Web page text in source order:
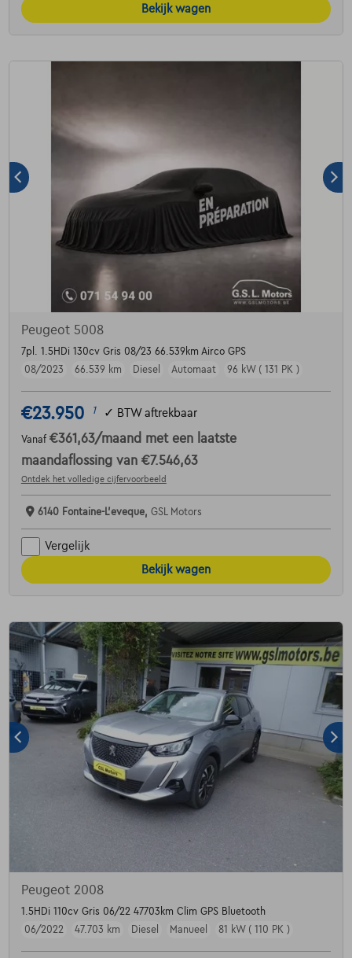
Bekijk wagen
Peugeot 5008
7pl. 1.5HDi 130cv Gris 08/23 66.539km Airco GPS
08/2023
66.539 km Diesel Automaat 96 kW ( 131 PK )
€23.950 1 ✓ BTW aftrekbaar
Vanaf €361,63/maand met een laatste
maandaflossing van €7.546,63
Ontdek het volledige cijfervoorbeeld
6140 Fontaine-L'eveque, GSL Motors
Vergelijk
Bekijk wagen
Peugeot 2008
1.5HDi 110cv Gris 06/22 47703km Clim GPS Bluetooth
06/2022
47.703 km Diesel Manueel 81 kW ( 110 PK )